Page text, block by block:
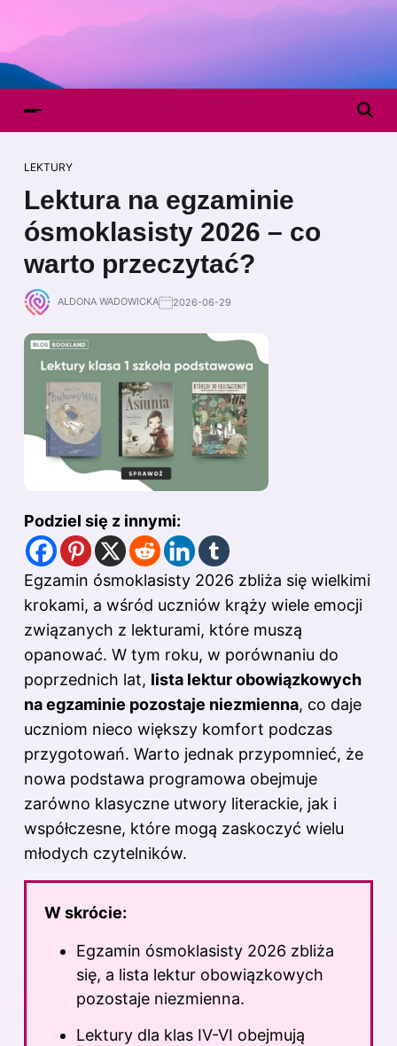
LEKTURY
Lektura na egzaminie
ósmoklasisty 2026 – co
warto przeczytać?
ALDONA WADOWICKA 2026-06-29
Podziel się z innymi:
Egzamin ósmoklasisty 2026 zbliża się wielkimi
krokami, a wśród uczniów krąży wiele emocji
związanych z lekturami, które muszą
opanować. W tym roku, w porównaniu do
poprzednich lat, lista lektur obowiązkowych
na egzaminie pozostaje niezmienna, co daje
uczniom nieco większy komfort podczas
przygotowań. Warto jednak przypomnieć, że
nowa podstawa programowa obejmuje
zarówno klasyczne utwory literackie, jak i
współczesne, które mogą zaskoczyć wielu
młodych czytelników.
W skrócie:
Egzamin ósmoklasisty 2026 zbliża
się, a lista lektur obowiązkowych
pozostaje niezmienna.
Lektury dla klas IV-VI obejmują